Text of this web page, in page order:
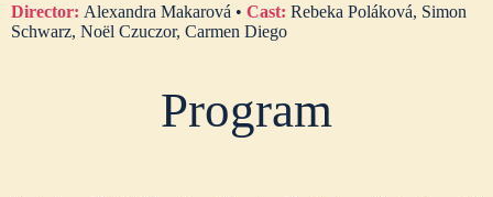
Director: Alexandra Makarová • Cast: Rebeka Poláková, Simon
Schwarz, Noël Czuczor, Carmen Diego
Program